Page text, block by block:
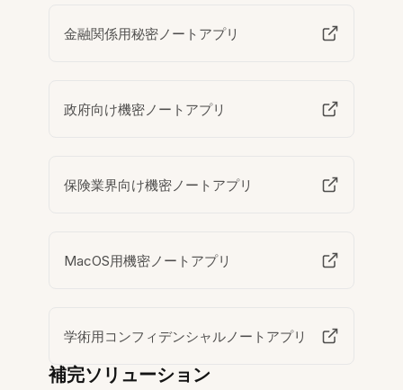
金融関係用秘密ノートアプリ
政府向け機密ノートアプリ
保険業界向け機密ノートアプリ
MacOS用機密ノートアプリ
学術用コンフィデンシャルノートアプリ
補完ソリューション